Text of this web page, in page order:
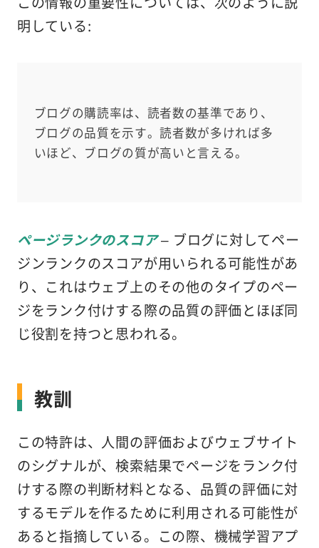
明している:
ブログの購読率は、読者数の基準であり、
ブログの品質を示す。読者数が多ければ多
いほど、ブログの質が高いと言える。
ページランクのスコア– ブログに対してペー
ジンランクのスコアが用いられる可能性があ
り、これはウェブ上のその他のタイプのペー
ジをランク付けする際の品質の評価とほぼ同
じ役割を持つと思われる。
教訓
この特許は、人間の評価およびウェブサイト
のシグナルが、検索結果でページをランク付
けする際の判断材料となる、品質の評価に対
するモデルを作るために利用される可能性が
あると指摘している。この際、機械学習アプ